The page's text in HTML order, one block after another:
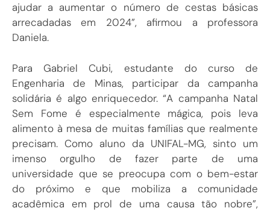
ajudar a aumentar o número de cestas básicas
arrecadadas em 2024”, afirmou a professora
Daniela.
Para Gabriel Cubi, estudante do curso de
Engenharia de Minas, participar da campanha
solidária é algo enriquecedor. “A campanha Natal
Sem Fome é especialmente mágica, pois leva
alimento à mesa de muitas famílias que realmente
precisam. Como aluno da UNIFAL-MG, sinto um
imenso orgulho de fazer parte de uma
universidade que se preocupa com o bem-estar
do próximo e que mobiliza a comunidade
acadêmica em prol de uma causa tão nobre”,